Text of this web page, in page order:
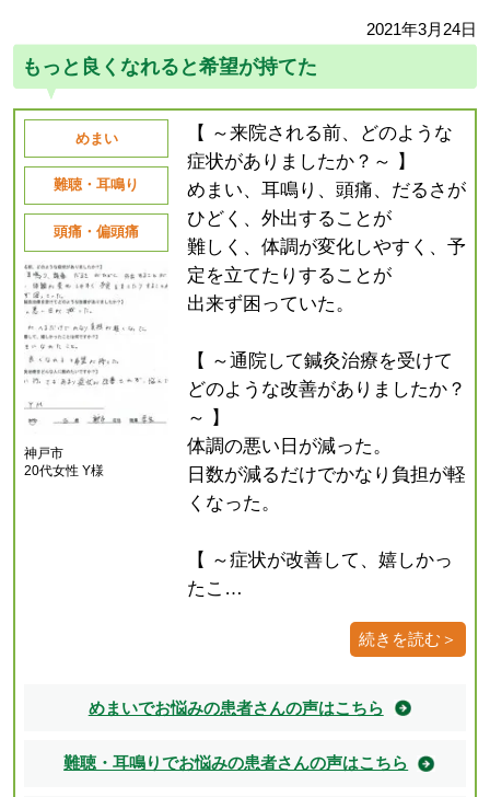
2021年3月24日
もっと良くなれると希望が持てた
めまい
難聴・耳鳴り
頭痛・偏頭痛
神戸市
20代女性 Y様
【 ～来院される前、どのような
症状がありましたか？～ 】
めまい、耳鳴り、頭痛、だるさが
ひどく、外出することが
難しく、体調が変化しやすく、予
定を立てたりすることが
出来ず困っていた。
【 ～通院して鍼灸治療を受けて
どのような改善がありましたか？
～ 】
体調の悪い日が減った。
日数が減るだけでかなり負担が軽
くなった。
【 ～症状が改善して、嬉しかっ
たこ…
続きを読む＞
めまいでお悩みの患者さんの声はこちら
難聴・耳鳴りでお悩みの患者さんの声はこちら